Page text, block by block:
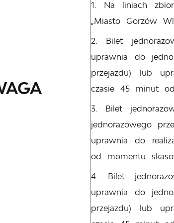
Na liniach
„Miasto Gorzów
Bilet
uprawnia do
przejazdu) lub
czasie 45 minut
Bilet
jednorazowego
uprawnia do
od momentu
Bilet
uprawnia do
przejazdu) lub